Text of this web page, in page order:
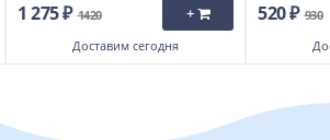
1 275 ₽ 1420 +
Доставим сегодня
520 ₽ 930